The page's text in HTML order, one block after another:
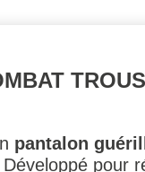
pantalon
pour